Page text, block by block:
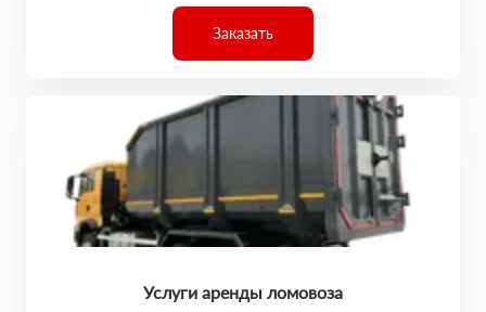
Заказать
Услуги аренды ломовоза